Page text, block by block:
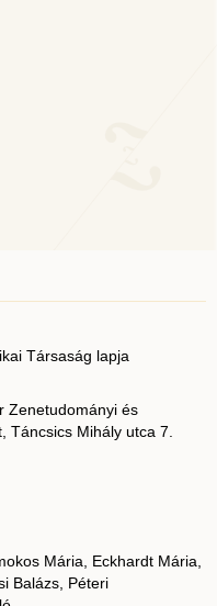
Társaság lapja
Zenetudományi és
Táncsics Mihály utca 7.
Mária, Eckhardt Mária,
Balázs, Péteri